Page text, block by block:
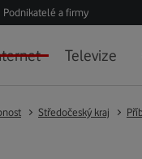
Podnikatelé a firmy
Televize
Středočeský kraj